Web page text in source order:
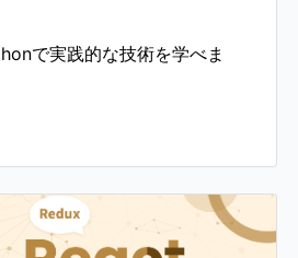
で実践的な技術を学べま